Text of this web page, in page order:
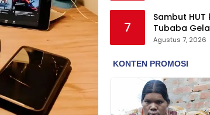
7
Sambut HUT
Tubaba
Royong dan
Agustus 7, 2026